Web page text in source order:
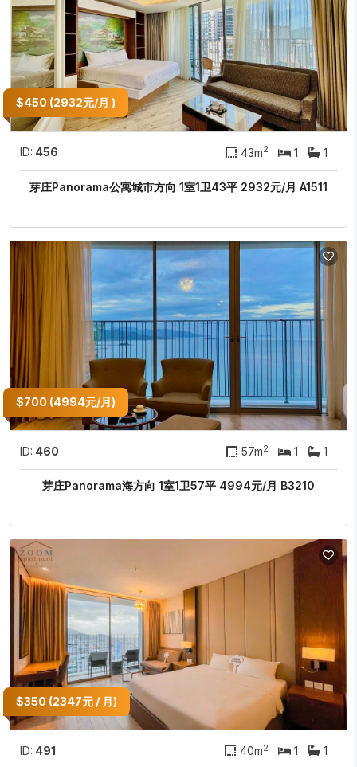
$450 (2932元/月 )
ID: 456 43m2 1 1
芽庄Panorama公寓城市方向 1室1卫43平 2932元/月 A1511
$700 (4994元/月)
ID: 460 57m2 1 1
芽庄Panorama海方向 1室1卫57平 4994元/月 B3210
$350 (2347元 / 月)
ID: 491 40m2 1 1